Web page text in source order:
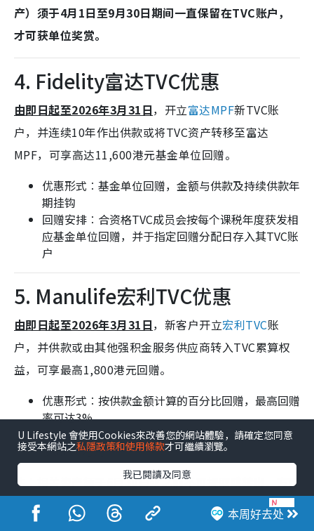
产）须于4月1日至9月30日期间一直保留在TVC账户，
才可获单位奖赏。
4. Fidelity富达TVC优惠
由即日起至2026年3月31日，开立富达MPF新TVC账
户，并连续10年作出供款或将TVC资产转移至富达
MPF，可享高达11,600港元基金单位回赠。
优惠形式︰基金单位回赠，金额与供款及持续供款年
期挂钩
回赠安排︰合资格TVC成员会按每个课税年度获发相
应基金单位回赠，并于指定回赠分配日存入其TVC账
户
5. Manulife宏利TVC优惠
由即日起至2026年3月31日，新客户开立宏利TVC账
户，并供款或由其他强积金服务供应商转入TVC累算权
益，可享最高1,800港元回赠。
优惠形式︰按供款金额计算的百分比回赠，最高回赠
率可达3%
供款门槛︰每月供款最低300港元，或一次性供款至
少3,000港元
注︰相关资产须于6月30日或之前不可提取或转出，方可
获发红利回赠。
本周好去处
U Lifestyle 會使用Cookies來改善您的網站體驗，請確定您同意
接受本網站之私隱政策和使用條款才可繼續瀏覽。
我已閱讀及同意